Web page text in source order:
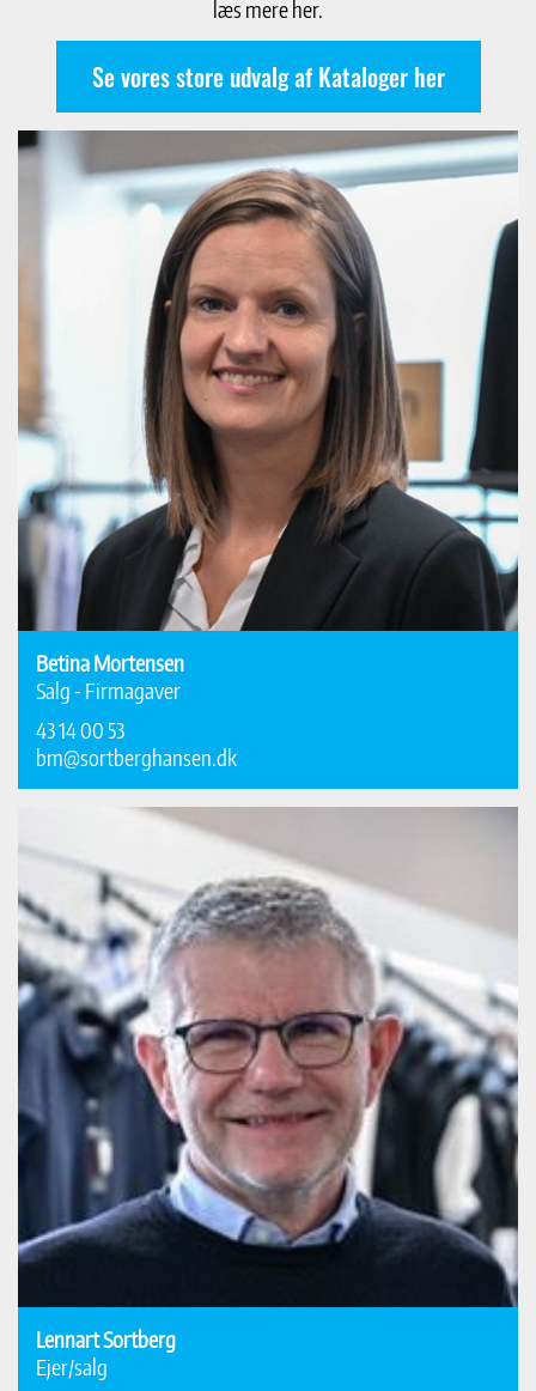
læs mere her.
Se vores store udvalg af Kataloger her
Betina Mortensen
Salg - Firmagaver
43 14 00 53
bm@sortberghansen.dk
Lennart Sortberg
Ejer/salg